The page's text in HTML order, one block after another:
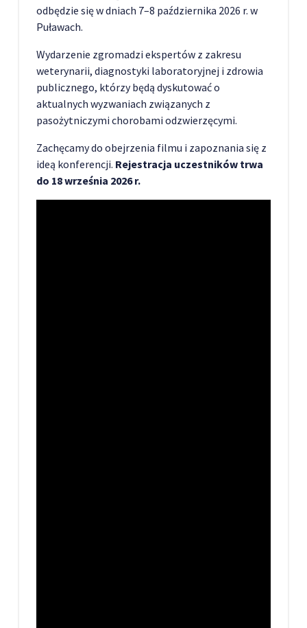
odbędzie się w dniach 7–8 października 2026 r. w
Puławach.
Wydarzenie zgromadzi ekspertów z zakresu
weterynarii, diagnostyki laboratoryjnej i zdrowia
publicznego, którzy będą dyskutować o
aktualnych wyzwaniach związanych z
pasożytniczymi chorobami odzwierzęcymi.
Zachęcamy do obejrzenia filmu i zapoznania się z
ideą konferencji. Rejestracja uczestników trwa
do 18 września 2026 r.